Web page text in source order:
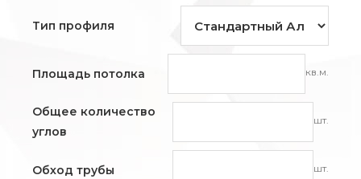
Тип профиля
Площадь потолка кв.м.
Общее количество
углов
шт.
Обход трубы шт.